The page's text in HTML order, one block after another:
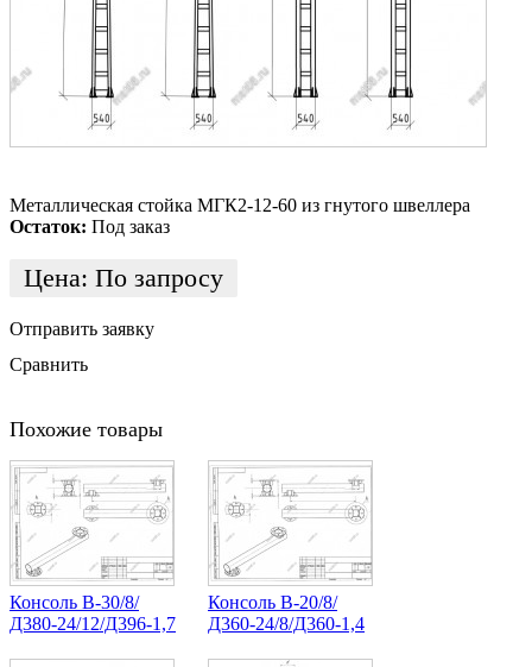
Металлическая стойка МГК2-12-60 из гнутого швеллера
Остаток: Под заказ
Цена: По запросу
Отправить заявку
Сравнить
Похожие товары
Консоль В-30/8/
Д380-24/12/Д396-1,7
Консоль В-20/8/
Д360-24/8/Д360-1,4